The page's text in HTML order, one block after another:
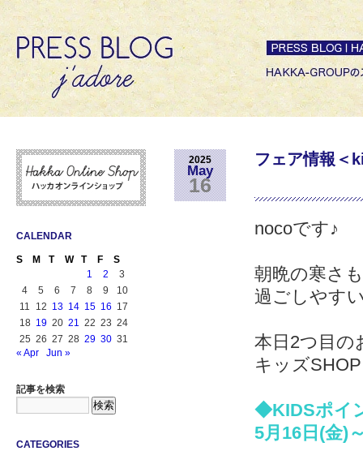
CALENDAR
S M T W T F
S
1
2
3
4
5 6 7 8 9
10
11
12 13 14 15 16 17
18 19 20 21 22 23 24
25 26 27 28 29 30 31
« Apr
Jun »
記事を検索
CATEGORIES
2025
May
16
フェア情報＜
nocoです♪
朝晩の寒さ
過ごしやす
本日2つ目の
キッズ
◆KIDSポイ
5月16日(金)